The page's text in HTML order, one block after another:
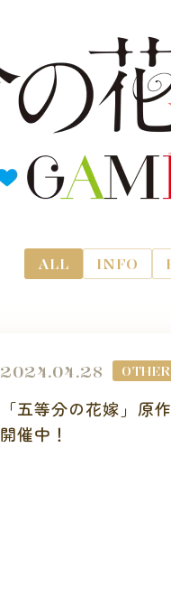
ALL INFO
2024.04.28 OTHER
「五等分の花嫁」原
開催中！